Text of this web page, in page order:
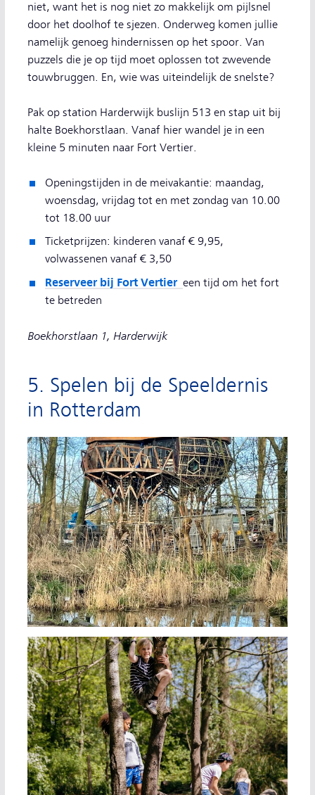
niet, want het is nog niet zo makkelijk om pijlsnel
door het doolhof te sjezen. Onderweg komen jullie
namelijk genoeg hindernissen op het spoor. Van
puzzels die je op tijd moet oplossen tot zwevende
touwbruggen. En, wie was uiteindelijk de snelste?
Pak op station Harderwijk buslijn 513 en stap uit bij
halte Boekhorstlaan. Vanaf hier wandel je in een
kleine 5 minuten naar Fort Vertier.
Openingstijden in de meivakantie: maandag,
woensdag, vrijdag tot en met zondag van 10.00
tot 18.00 uur
Ticketprijzen: kinderen vanaf € 9,95,
volwassenen vanaf € 3,50
Reserveer bij Fort Vertier een tijd om het fort
te betreden
Boekhorstlaan 1, Harderwijk
5. Spelen bij de Speeldernis
in Rotterdam